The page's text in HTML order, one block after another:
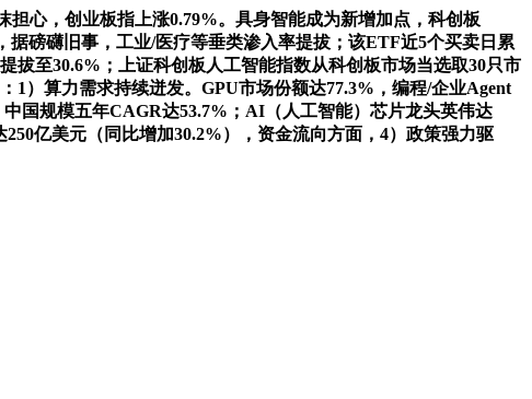
心，创业板指上涨0.79%。具身智能成为新增加点，科创板
磅礴旧事，工业/医疗等垂类渗入率提拔；该ETF近5个买卖日累
拔至30.6%；上证科创板人工智能指数从科创板市场当选取30只市
）算力需求持续迸发。GPU市场份额达77.3%，编程/企业Agent
国规模五年CAGR达53.7%；AI（人工智能）芯片龙头英伟达
亿美元（同比增加30.2%），资金流向方面，4）政策强力驱